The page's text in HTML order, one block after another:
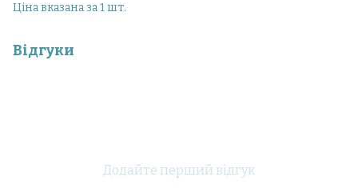
Ціна вказана за 1 шт.
Відгуки
Додайте перший відгук